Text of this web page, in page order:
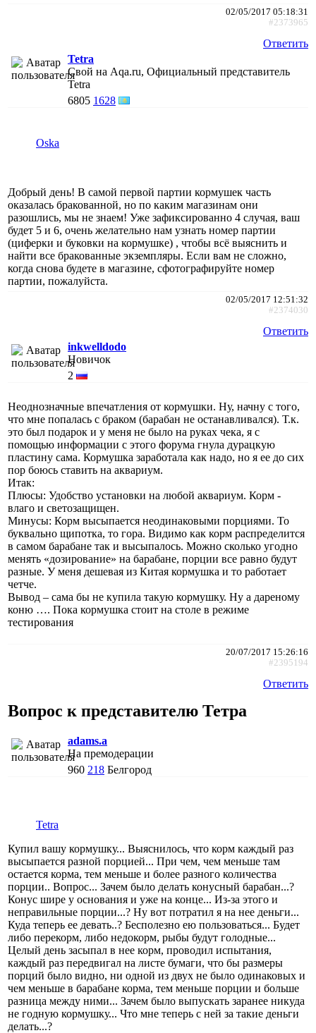
02/05/2017 05:18:31
#2373965
Ответить
Tetra
Свой на Aqa.ru, Официальный представитель
Tetra
6805 1628
Oska
Добрый день! В самой первой партии кормушек часть
оказалась бракованной, но по каким магазинам они
разошлись, мы не знаем! Уже зафиксированно 4 случая, ваш
будет 5 и 6, очень желательно нам узнать номер партии
(циферки и буковки на кормушке) , чтобы всё выяснить и
найти все бракованные экземпляры. Если вам не сложно,
когда снова будете в магазине, сфотографируйте номер
партии, пожалуйста.
02/05/2017 12:51:32
#2374030
Ответить
inkwelldodo
Новичок
2
Неоднозначные впечатления от кормушки. Ну, начну с того,
что мне попалась с браком (барабан не останавливался). Т.к.
это был подарок и у меня не было на руках чека, я с
помощью информации с этого форума гнула дурацкую
пластину сама. Кормушка заработала как надо, но я ее до сих
пор боюсь ставить на аквариум.
Итак:
Плюсы: Удобство установки на любой аквариум. Корм -
влаго и светозащищен.
Минусы: Корм высыпается неодинаковыми порциями. То
буквально щипотка, то гора. Видимо как корм распределится
в самом барабане так и высыпалось. Можно сколько угодно
менять «дозирование» на барабане, порции все равно будут
разные. У меня дешевая из Китая кормушка и то работает
четче.
Вывод – сама бы не купила такую кормушку. Ну а дареному
коню …. Пока кормушка стоит на столе в режиме
тестирования
20/07/2017 15:26:16
#2395194
Ответить
Вопрос к представителю Тетра
adams.a
На премодерации
960 218 Белгород
Tetra
Купил вашу кормушку... Выяснилось, что корм каждый раз
высыпается разной порцией... При чем, чем меньше там
остается корма, тем меньше и более разного количества
порции.. Вопрос... Зачем было делать конусный барабан...?
Конус шире у основания и уже на конце... Из-за этого и
неправильные порции...? Ну вот потратил я на нее деньги...
Куда теперь ее девать..? Бесполезно ею пользоваться... Будет
либо перекорм, либо недокорм, рыбы будут голодные...
Целый день засыпал в нее корм, проводил испытания,
каждый раз передвигал на листе бумаги, что бы размеры
порций было видно, ни одной из двух не было одинаковых и
чем меньше в барабане корма, тем меньше порции и больше
разница между ними... Зачем было выпускать заранее никуда
не годную кормушку... Что мне теперь с ней за такие деньги
делать...?